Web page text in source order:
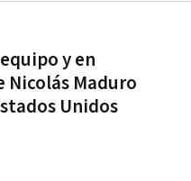
y en
Nicolás Maduro
Unidos